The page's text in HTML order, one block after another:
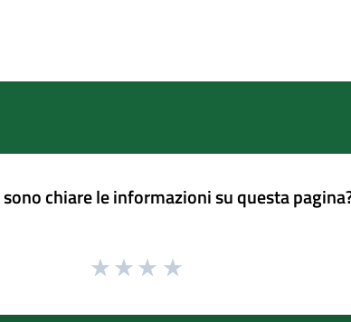
chiare le informazioni su questa